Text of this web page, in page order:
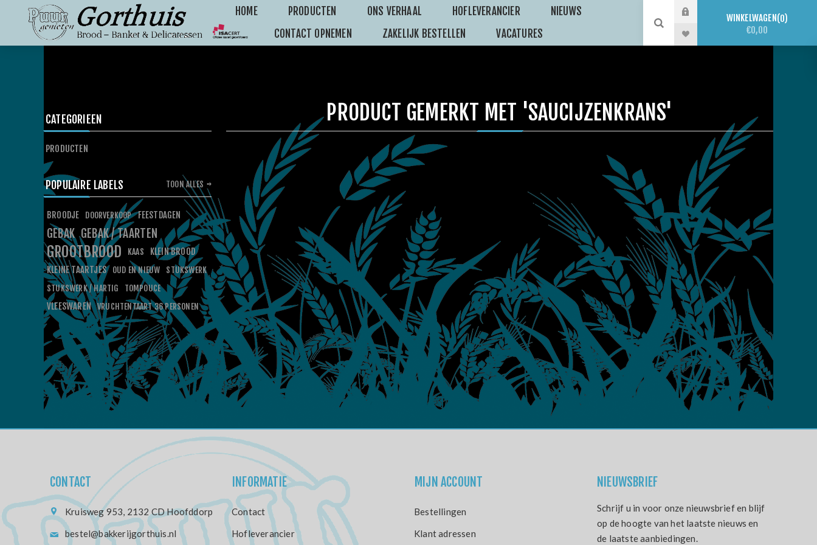
HOME PRODUCTEN ONS VERHAAL HOFLEVERANCIER
NIEUWS
CONTACT OPNEMEN
ZAKELIJK BESTELLEN VACATURES
WINKELWAGEN 0
€0,00
PRODUCT GEMERKT MET 'SAUCIJZENKRANS'
CATEGORIEEN
PRODUCTEN
POPULAIRE LABELS
BROODJE DOORVERKOOP FEESTDAGEN
GEBAK GEBAK / TAARTEN
GROOTBROOD KAAS
KLEIN BROOD
KLEINE TAARTJES
OUD EN NIEUW
STUKSWERK
STUKSWERK / HARTIG
TOMPOUCE
VLEESWAREN VRUCHTENTAART 36 PERSONEN
TOON ALLES
CONTACT
Kruisweg 953, 2132 CD Hoofddorp
bestel@bakkerijgorthuis.nl
INFORMATIE
Contact
Hofleverancier
MIJN ACCOUNT
Bestellingen
Klant adressen
NIEUWSBRIEF
Schrijf u in voor onze nieuwsbrief en blijf
op de hoogte van het laatste nieuws en
de laatste aanbiedingen.